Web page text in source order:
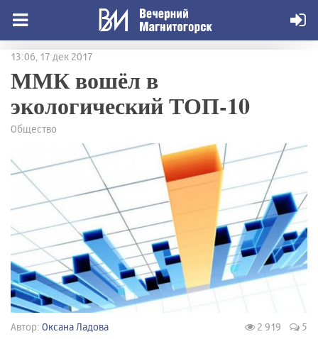
13:06, 17 дек 2017
ММК вошёл в
экологический ТОП-10
Общество
Автор: Оксана Ладова 2 919 5